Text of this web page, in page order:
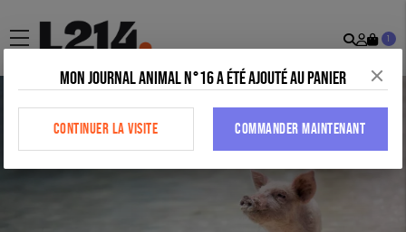
menu
Mon
1
Mon journal animal n°16 a été ajouté au panier
CONTINUER LA VISITE COMMANDER MAINTENANT